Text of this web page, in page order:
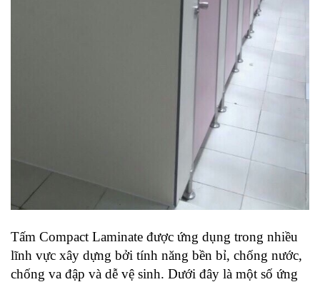
Tấm Compact Laminate được ứng dụng trong nhiều
lĩnh vực xây dựng bởi tính năng bền bỉ, chống nước,
chống va đập và dễ vệ sinh. Dưới đây là một số ứng